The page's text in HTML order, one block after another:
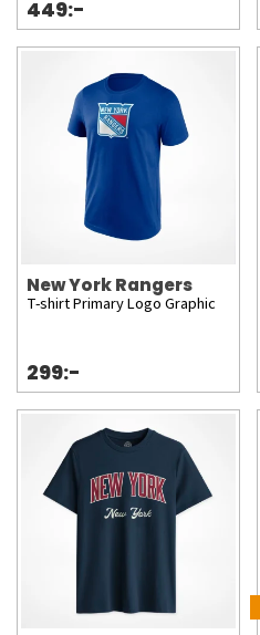
449:-
New York Rangers
T-shirt Primary Logo Graphic
299:-